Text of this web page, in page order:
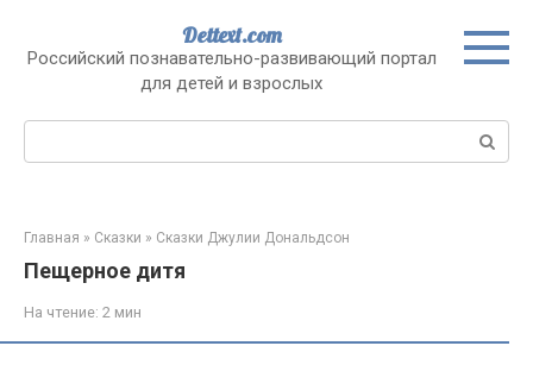
контенту
Dettext.com
Российский познавательно-развивающий портал
для детей и взрослых
Поиск:
Главная » Сказки » Сказки Джулии Дональдсон
Пещерное дитя
На чтение: 2 мин